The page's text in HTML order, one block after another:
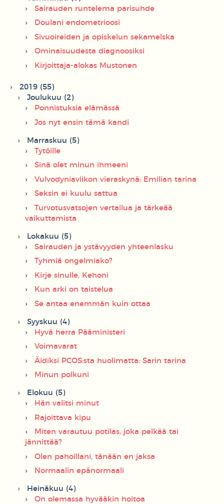
Sairauden runtelema parisuhde
Doulani endometrioosi
Sivuoireiden ja opiskelun sekamelska
Ominaisuudesta diagnoosiksi
Kirjoittaja-alokas Mustonen
2019 (55)
Joulukuu (2)
Ponnistuksia elämässä
Jos nyt ensin tämä kandi
Marraskuu (5)
Tytöille
Sinä olet minun ihmeeni
Vulvodyniaviikon vieraskynä: Emilian tarina
Seksin ei kuulu sattua
Turvotusvatsojen vertailua ja tärkeää
vaikuttamista
Lokakuu (5)
Sairauden ja ystävyyden yhteenlasku
Tyhmiä ongelmiako?
Kirje sinulle, Kehoni
Kun arki on taistelua
Se antaa enemmän kuin ottaa
Syyskuu (4)
Hyvä herra Pääministeri
Voimavarat
Äidiksi PCOS:sta huolimatta: Sarin tarina
Minun polkuni
Elokuu (5)
Hän valitsi minut
Rajoittava kipu
Miten varautuu potilas, joka pelkää tai
jännittää?
Olen pahoillani, tänään en jaksa
Normaalin epänormaali
Heinäkuu (4)
On olemassa hyvääkin hoitoa